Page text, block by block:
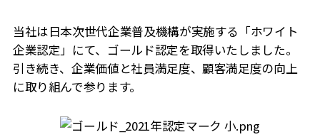
当社は日本次世代企業普及機構が実施する「ホワイト
企業認定」にて、ゴールド認定を取得いたしました。
引き続き、企業価値と社員満足度、顧客満足度の向上
に取り組んで参ります。